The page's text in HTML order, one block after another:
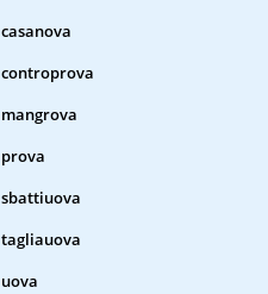
casanova
controprova
mangrova
prova
sbattiuova
tagliauova
uova